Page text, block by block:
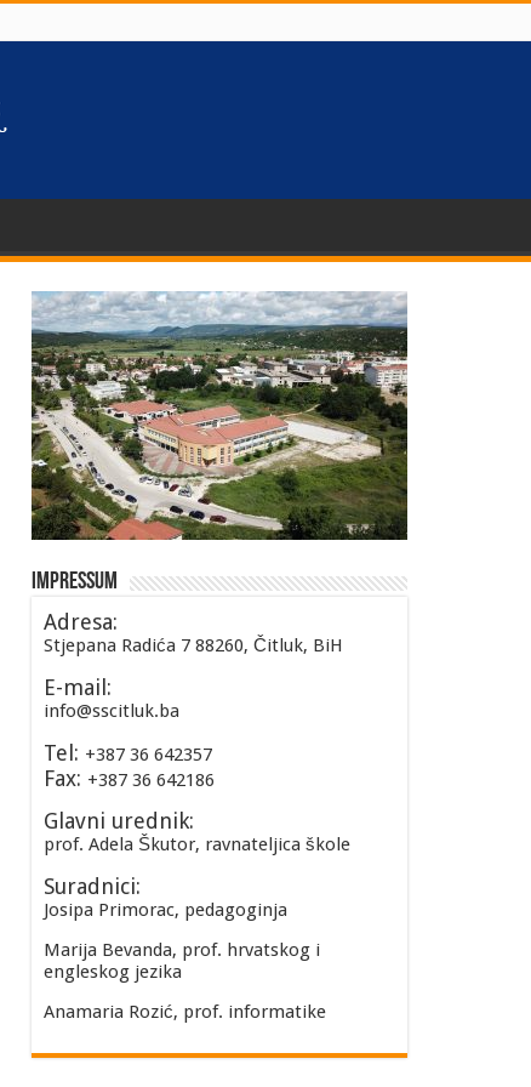
Impressum
Adresa:
Stjepana Radića 7 88260, Čitluk, BiH
E-mail:
info@sscitluk.ba
Tel: +387 36 642357
Fax: +387 36 642186
Glavni urednik:
prof. Adela Škutor, ravnateljica škole
Suradnici:
Josipa Primorac, pedagoginja
Marija Bevanda, prof. hrvatskog i
engleskog jezika
Anamaria Rozić, prof. informatike